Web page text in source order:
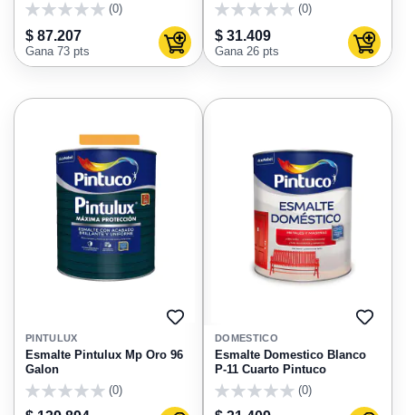
(0)
$ 87.207
Gana 73 pts Agregar al carrito
(0)
$ 31.409
Gana 26 pts
AGREGAR
FAVORITOS
PINTULUX
Esmalte Pintulux Mp Oro 96
Galon
(0)
DOMESTICO
Esmalte Domestico Blanco
P-11 Cuarto Pintuco
(0)